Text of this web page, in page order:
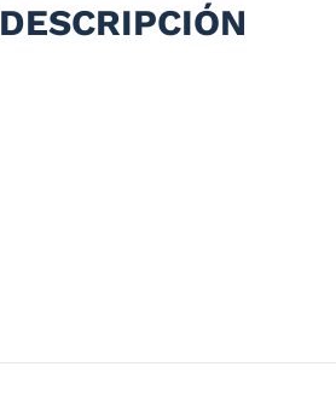
DESCRIPCIÓN